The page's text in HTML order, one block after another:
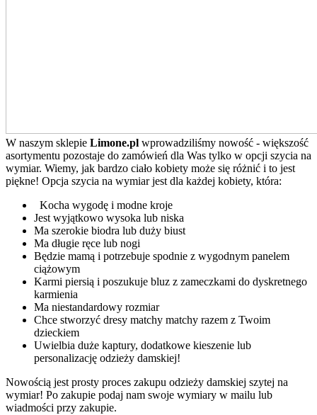
W naszym sklepie Limone.pl wprowadziliśmy nowość - większość
asortymentu pozostaje do zamówień dla Was tylko w opcji szycia na
wymiar. Wiemy, jak bardzo ciało kobiety może się różnić i to jest
piękne! Opcja szycia na wymiar jest dla każdej kobiety, która:
Kocha wygodę i modne kroje
Jest wyjątkowo wysoka lub niska
Ma szerokie biodra lub duży biust
Ma długie ręce lub nogi
Będzie mamą i potrzebuje spodnie z wygodnym panelem
ciążowym
Karmi piersią i poszukuje bluz z zameczkami do dyskretnego
karmienia
Ma niestandardowy rozmiar
Chce stworzyć dresy matchy matchy razem z Twoim
dzieckiem
Uwielbia duże kaptury, dodatkowe kieszenie lub
personalizację odzieży damskiej!
Nowością jest prosty proces zakupu odzieży damskiej szytej na
wymiar! Po zakupie podaj nam swoje wymiary w mailu lub
wiadmości przy zakupie.